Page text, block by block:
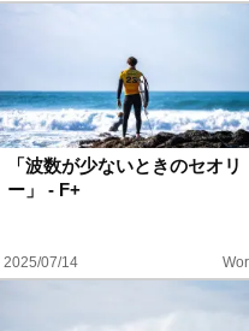
「波数が少ないときのセオリ
ー」 - F+
2025/07/14